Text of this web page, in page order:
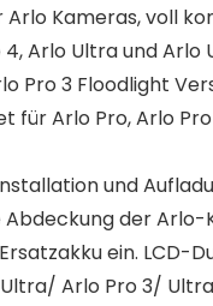
Arlo Kameras, voll
4, Arlo Ultra und Arlo
Pro 3 Floodlight
für Arlo Pro, Arlo
und
Abdeckung der Arlo-
ein. LCD-
Arlo Pro 3/